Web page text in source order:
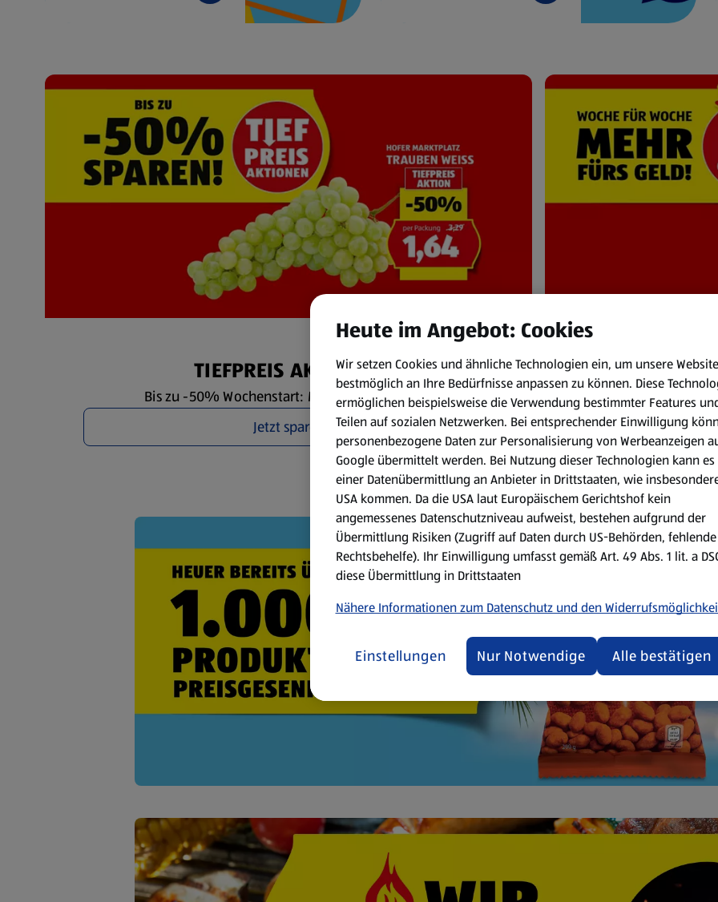
TIEFPREIS AKTIONEN
Bis zu -50% Wochenstart: Mo. 10.8. bis Mi. 12.8.
Jetzt sparen
HOFER
Immer zum
Heute im Angebot: Cookies
Wir setzen Cookies und ähnliche Technologien ein, um unsere Website
bestmöglich an Ihre Bedürfnisse anpassen zu können. Diese
ermöglichen beispielsweise die Verwendung bestimmter Features
Teilen auf sozialen Netzwerken. Bei entsprechender Einwilligung
personenbezogene Daten zur Personalisierung von Werbeanzeigen
Google übermittelt werden. Bei Nutzung dieser Technologien kann es
einer Datenübermittlung an Anbieter in Drittstaaten, wie
USA kommen. Da die USA laut Europäischem Gerichtshof kein
angemessenes Datenschutzniveau aufweist, bestehen aufgrund der
Übermittlung Risiken (Zugriff auf Daten durch US-Behörden, fehlende
Rechtsbehelfe). Ihr Einwilligung umfasst gemäß Art. 49 Abs. 1 lit. a
diese Übermittlung in Drittstaaten
Nähere Informationen zum Datenschutz und den
Einstellungen Nur Notwendige Alle bestätigen